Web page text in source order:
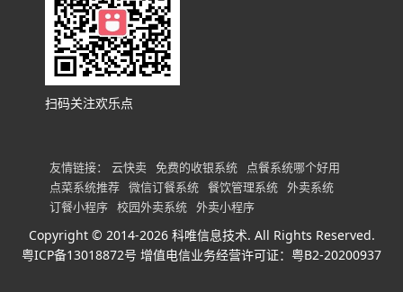
扫码关注欢乐点
友情链接： 云快卖 免费的收银系统
点餐系统哪个好用
点菜系统推荐 微信订餐系统 餐饮管理系统 外卖系统
订餐小程序 校园外卖系统 外卖小程序
Copyright © 2014-2026 科唯信息技术. All Rights Reserved.
粤ICP备13018872号 增值电信业务经营许可证：粤B2-20200937